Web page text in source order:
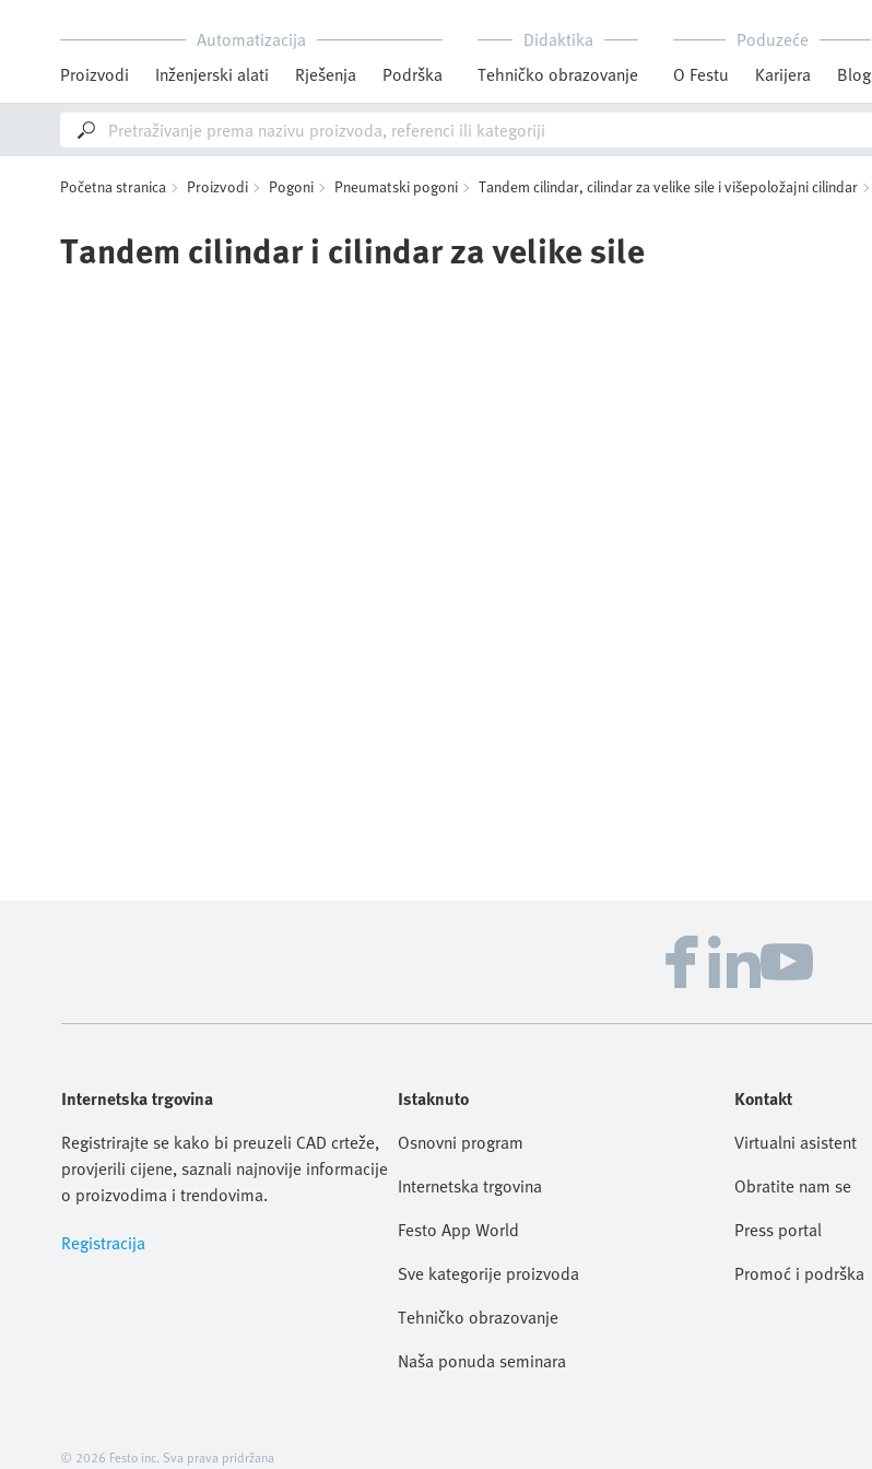
Automatizacija
Proizvodi
Inženjerski alati Rješenja Podrška
Didaktika
Tehničko obrazovanje
Poduzeće
O Festu
Karijera Blog
Početna stranica Proizvodi Pogoni Pneumatski pogoni Tandem cilindar, cilindar za velike sile i višepoložajni cilindar
Tandem cilindar i cilindar za velike sile
Internetska trgovina
Registrirajte se kako bi preuzeli CAD crteže,
provjerili cijene, saznali najnovije informacije
o proizvodima i trendovima.
Registracija
Istaknuto
Osnovni program
Internetska trgovina
Festo App World
Sve kategorije proizvoda
Tehničko obrazovanje
Naša ponuda seminara
Kontakt
Virtualni asistent
Obratite nam se
Press portal
Promoć i podrška
© 2026 Festo inc. Sva prava pridržana